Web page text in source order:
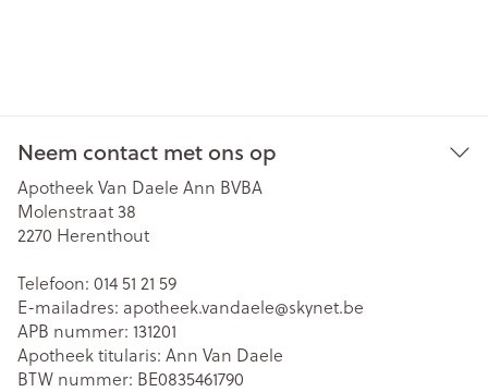
Neem contact met ons op
Apotheek Van Daele Ann BVBA
Molenstraat 38
2270 Herenthout
Telefoon: 014 51 21 59
E-mailadres: apotheek.vandaele@skynet.be
APB nummer: 131201
Apotheek titularis: Ann Van Daele
BTW nummer: BE0835461790